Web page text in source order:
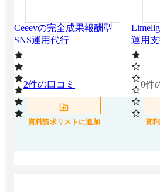
Ceeevの完全成果報酬型
SNS運用代行
2件の口コミ
資料請求リストに追加
運用
0件
資